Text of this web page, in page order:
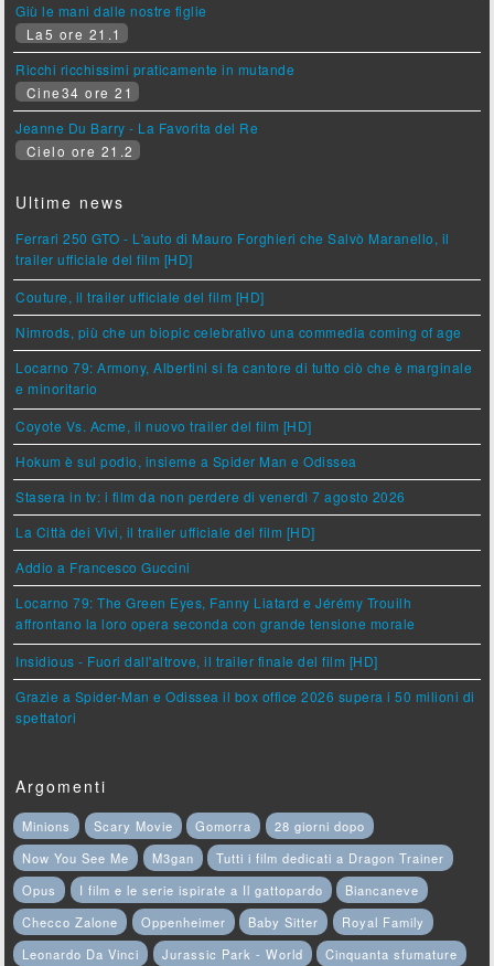
Giù le mani dalle nostre figlie
La5 ore 21.1
Ricchi ricchissimi praticamente in mutande
Cine34 ore 21
Jeanne Du Barry - La Favorita del Re
Cielo ore 21.2
Ultime news
Ferrari 250 GTO - L'auto di Mauro Forghieri che Salvò Maranello, il
trailer ufficiale del film [HD]
Couture, il trailer ufficiale del film [HD]
Nimrods, più che un biopic celebrativo una commedia coming of age
Locarno 79: Armony, Albertini si fa cantore di tutto ciò che è marginale
e minoritario
Coyote Vs. Acme, il nuovo trailer del film [HD]
Hokum è sul podio, insieme a Spider Man e Odissea
Stasera in tv: i film da non perdere di venerdì 7 agosto 2026
La Città dei Vivi, il trailer ufficiale del film [HD]
Addio a Francesco Guccini
Locarno 79: The Green Eyes, Fanny Liatard e Jérémy Trouilh
affrontano la loro opera seconda con grande tensione morale
Insidious - Fuori dall'altrove, il trailer finale del film [HD]
Grazie a Spider-Man e Odissea il box office 2026 supera i 50 milioni di
spettatori
Argomenti
Minions Scary Movie Gomorra
28 giorni dopo
Now You See Me
M3gan
Tutti i film dedicati a Dragon Trainer
Opus
I film e le serie ispirate a Il gattopardo
Biancaneve
Checco Zalone
Oppenheimer Baby Sitter
Royal Family
Leonardo Da Vinci
Jurassic Park - World
Cinquanta sfumature